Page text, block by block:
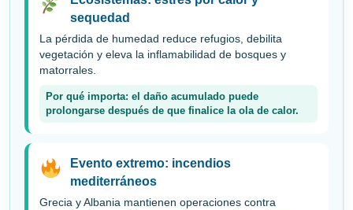
sequedad
La pérdida de humedad reduce refugios, debilita
vegetación y eleva la inflamabilidad de bosques y
matorrales.
Por qué importa: el daño acumulado puede
prolongarse después de que finalice la ola de calor.
Evento extremo: incendios
mediterráneos
Grecia y Albania mantienen operaciones contra